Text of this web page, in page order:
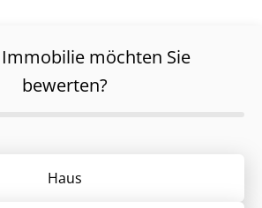
möchten Sie
bewerten?
Haus